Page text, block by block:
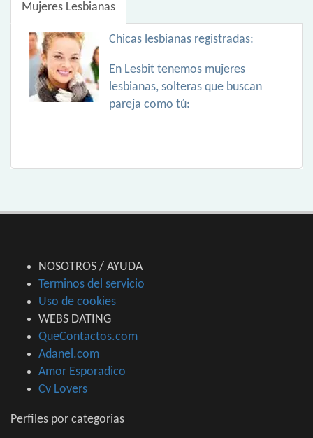
Mujeres Lesbianas
Chicas lesbianas registradas:
En Lesbit tenemos mujeres
lesbianas, solteras que buscan
pareja como tú:
NOSOTROS / AYUDA
Terminos del servicio
Uso de cookies
WEBS DATING
QueContactos.com
Adanel.com
Amor Esporadico
Cv Lovers
Perfiles por categorias